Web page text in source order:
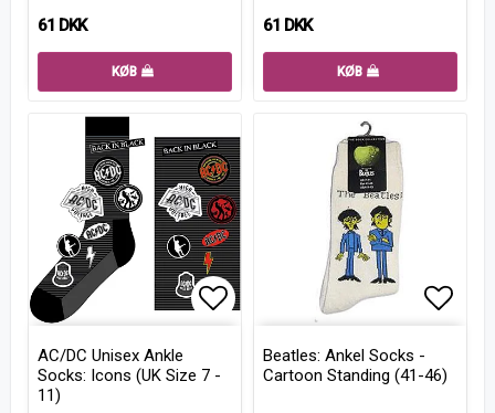
61 DKK
KØB
61 DKK
KØB
AC/DC Unisex Ankle
Socks: Icons (UK Size 7 -
11)
Beatles: Ankel Socks -
Cartoon Standing (41-46)